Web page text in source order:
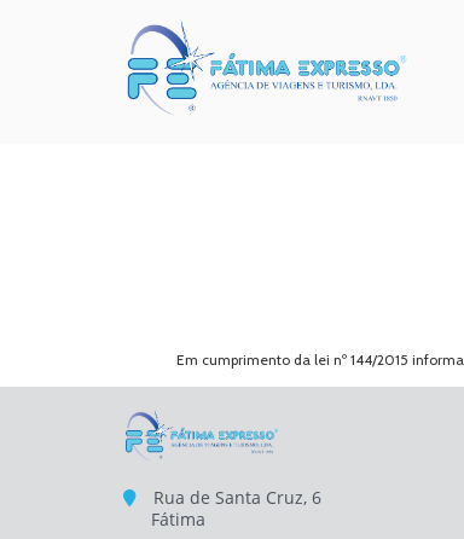
Em cumprimento da lei nº 144/2015
Rua de Santa Cruz, 6
Fátima